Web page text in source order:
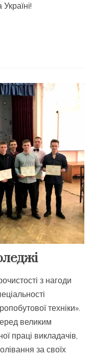
з нагоди
техніки».
великим
праці викладачів,
за своїх